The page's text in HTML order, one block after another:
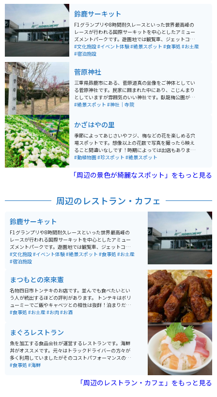
鈴鹿サーキット
F1グランプリや8時間耐久レースといった世界最高峰の
レースが行われる国際サーキットを中心としたアミュー
ズメントパークです。遊園地では観覧車、ジェットコー
スター、メリーゴーランドの他に車やバイクにまつわる
アトラクションが多いです。
#文化施設#イベント体験#絶景スポット #食事処 #お土産
#宿泊施設
菅原神社
三重県鈴鹿市にある、菅原道真の坐像をご神体としてい
る菅原神社です。民家に囲まれた中にあり、こじんまり
としていますが雰囲気のいい神社です。臥龍梅公園があ
り、そこでは梅まつりも開催されています。 小さな公園
#絶景スポット #神社｜寺院
かざはやの里
季節によってあじさいやフジ、梅などの花を楽しめる穴
場スポットです。想像以上の花数で写真を撮ったら映え
ること間違いなしです！時期によっては出店もありま
す。芝生もあるので子供連れやペットを連れて行きたい
#動植物園#珍スポット #絶景スポット
「周辺の景色が綺麗なスポット」をもっと見る
周辺のレストラン・カフェ
鈴鹿サーキット
F1グランプリや8時間耐久レースといった世界最高峰の
レースが行われる国際サーキットを中心としたアミュー
ズメントパークです。遊園地では観覧車、ジェットコー
スター、メリーゴーランドの他に車やバイクにまつわる
アトラクションが多いです。
#文化施設#イベント体験#絶景スポット #食事処 #お土産
#宿泊施設
まつもとの來來憲
名物四日市トンテキのお店です。並んでも食べたいとい
う人が続出するほどの評判があります。 トンテキはボリ
ューミーでご飯やキャベツとの相性は抜群！泊まりだっ
たら1杯欲しくなるようなガッツリメニューです。ソース
応え抜群ですが、もう少し小さく頂きたい方向けにカッ
トもしてくれます。優しい心遣いが嬉しいお店です。四
日市にお立ち寄りの際はぜひ、チェックしてみてくださ
い。
#食事処 #お土産#お肉#お酒
まぐろレストラン
魚を加工する食品会社が運営するレストランです。海鮮
丼がオススメです。元々はトラックドライバーの方々が
多く利用していましたがそのコストパフォーマンスのよ
さからここ10年ぐらい前からメディアでも採り上げら
#食事処 #海鮮
「周辺のレストラン・カフェ」をもっと見る